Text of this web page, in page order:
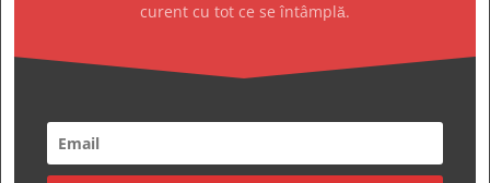
curent cu tot ce se întâmplă.